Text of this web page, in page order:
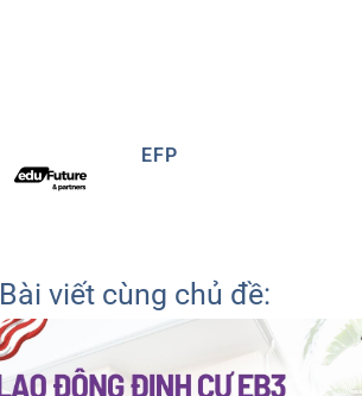
EFP
Bài viết cùng chủ đề: